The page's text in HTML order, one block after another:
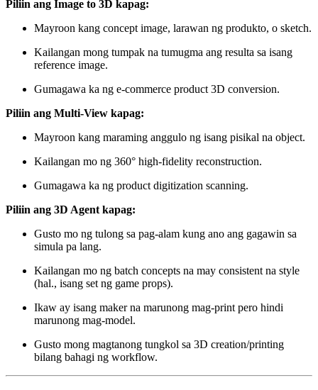
Piliin ang Image to 3D kapag:
Mayroon kang concept image, larawan ng produkto, o sketch.
Kailangan mong tumpak na tumugma ang resulta sa isang
reference image.
Gumagawa ka ng e-commerce product 3D conversion.
Piliin ang Multi-View kapag:
Mayroon kang maraming anggulo ng isang pisikal na object.
Kailangan mo ng 360° high-fidelity reconstruction.
Gumagawa ka ng product digitization scanning.
Piliin ang 3D Agent kapag:
Gusto mo ng tulong sa pag-alam kung ano ang gagawin sa
simula pa lang.
Kailangan mo ng batch concepts na may consistent na style
(hal., isang set ng game props).
Ikaw ay isang maker na marunong mag-print pero hindi
marunong mag-model.
Gusto mong magtanong tungkol sa 3D creation/printing
bilang bahagi ng workflow.